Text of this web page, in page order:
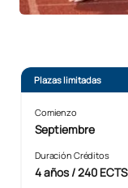
Plazas limitadas
Comienzo
Septiembre
Duración Créditos
4 años / 240 ECTS